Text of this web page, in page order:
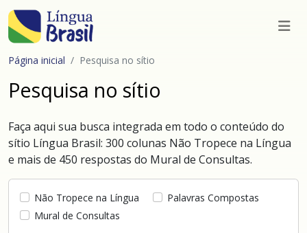
Página inicial Pesquisa no sítio
Pesquisa no sítio
Faça aqui sua busca integrada em todo o conteúdo do
sítio Língua Brasil: 300 colunas Não Tropece na Língua
e mais de 450 respostas do Mural de Consultas.
Não Tropece na Língua
Palavras Compostas
Mural de Consultas